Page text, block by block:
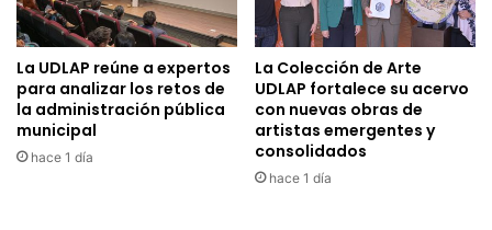
La UDLAP reúne a expertos
para analizar los retos de
la administración pública
municipal
hace 1 día
La Colección de Arte
UDLAP fortalece su acervo
con nuevas obras de
artistas emergentes y
consolidados
hace 1 día